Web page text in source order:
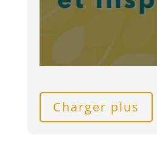
Charger plus